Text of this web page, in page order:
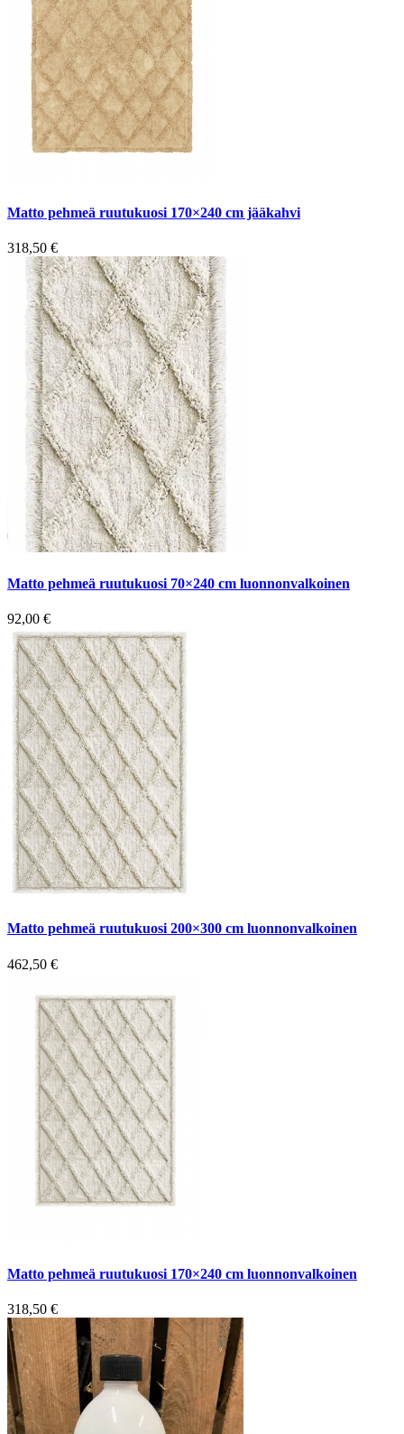
Matto pehmeä ruutukuosi 170×240 cm jääkahvi
318,50 €
Matto pehmeä ruutukuosi 70×240 cm luonnonvalkoinen
92,00 €
Matto pehmeä ruutukuosi 200×300 cm luonnonvalkoinen
462,50 €
Matto pehmeä ruutukuosi 170×240 cm luonnonvalkoinen
318,50 €